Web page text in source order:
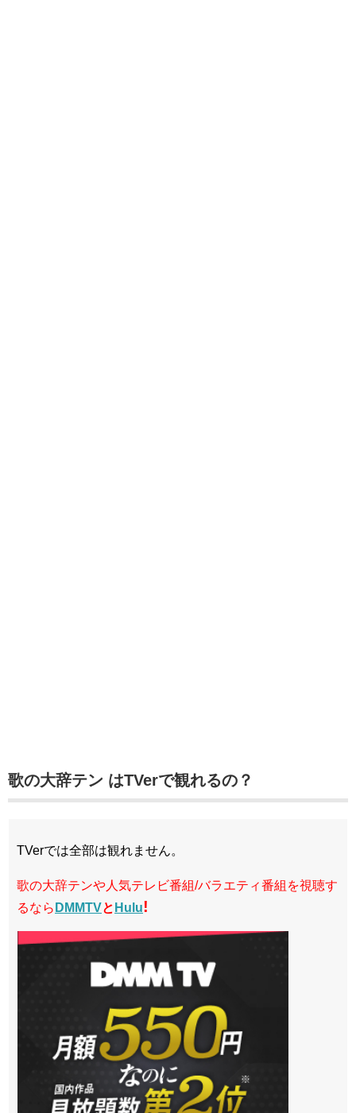
歌の大辞テン はTVerで観れるの？
TVerでは全部は観れません。
歌の大辞テンや人気テレビ番組/バラエティ番組を視聴す
るなら DMMTVと Hulu!